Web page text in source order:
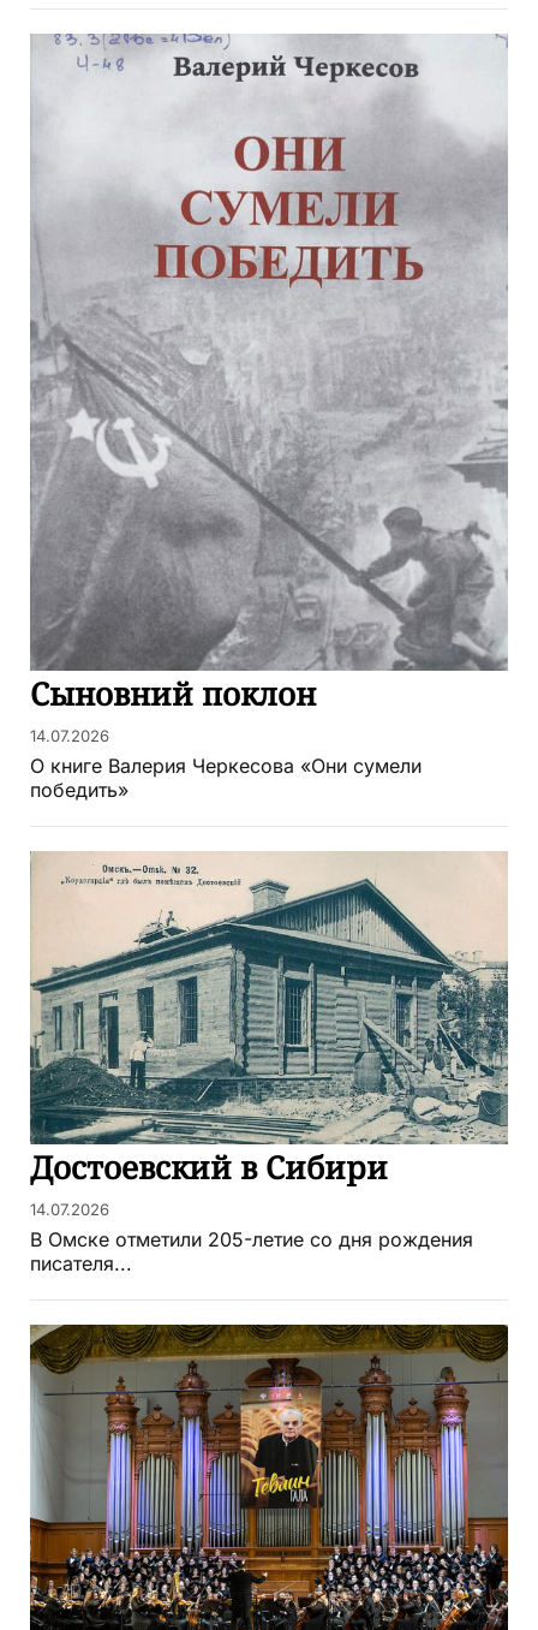
Сыновний поклон
14.07.2026
О книге Валерия Черкесова «Они сумели
победить»
Достоевский в Сибири
14.07.2026
В Омске отметили 205-летие со дня рождения
писателя...